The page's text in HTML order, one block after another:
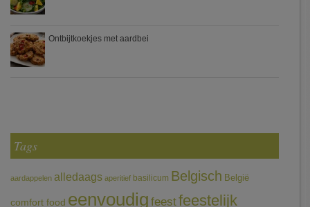
Ontbijtkoekjes met aardbei
Tags
aardappelen alledaags aperitief basilicum Belgisch België
comfort food eenvoudig feestfeestelijk